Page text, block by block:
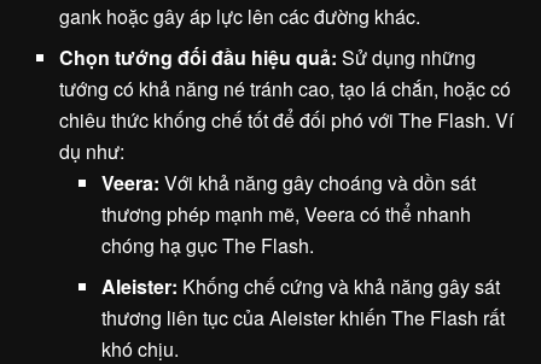
gank hoặc gây áp lực lên các đường khác.
Chọn tướng đối đầu hiệu quả: Sử dụng những
tướng có khả năng né tránh cao, tạo lá chắn, hoặc có
chiêu thức khống chế tốt để đối phó với The Flash. Ví
dụ như:
Veera: Với khả năng gây choáng và dồn sát
thương phép mạnh mẽ, Veera có thể nhanh
chóng hạ gục The Flash.
Aleister: Khống chế cứng và khả năng gây sát
thương liên tục của Aleister khiến The Flash rất
khó chịu.